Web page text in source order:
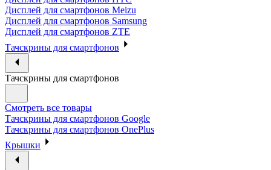
Дисплей для смартфонов Meizu
Дисплей для смартфонов Samsung
Дисплей для смартфонов ZTE
Тачскрины для смартфонов
Тачскрины для смартфонов
Смотреть все товары
Тачскрины для смартфонов Google
Тачскрины для смартфонов OnePlus
Крышки